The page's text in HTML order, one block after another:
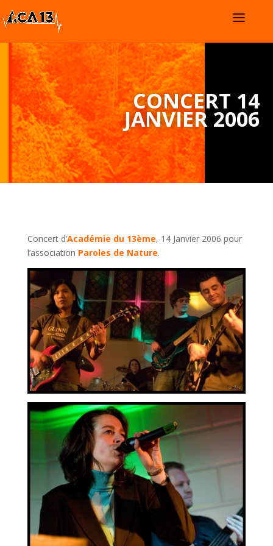
CONCERT 14
JANVIER 2006
Concert d’Académie du 13ème, 14 Janvier 2006 pour
l’association Paroles de Nature.